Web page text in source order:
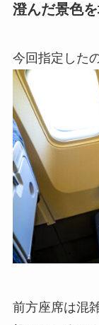
澄んだ景色
今回指定した
前方座席は混